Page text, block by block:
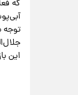
که
توجه
این